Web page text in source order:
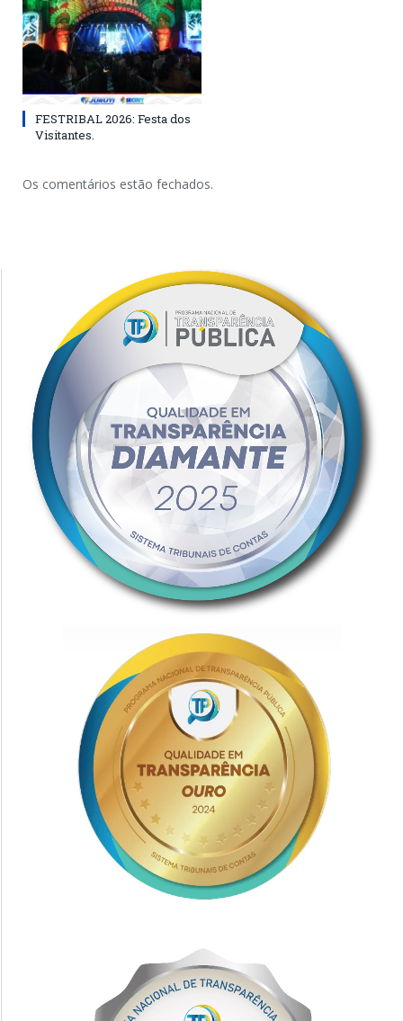
FESTRIBAL 2026: Festa dos
Visitantes.
Os comentários estão fechados.